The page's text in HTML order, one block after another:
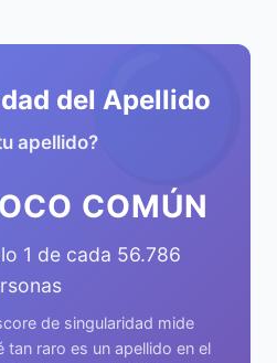
🔵
del Apellido
apellido?
COMÚN
1 de cada 56.786
de singularidad mide
tan raro es un apellido en el